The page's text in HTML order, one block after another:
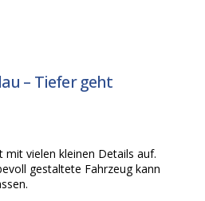
– Tiefer geht
mit vielen kleinen Details auf.
gestaltete Fahrzeug kann